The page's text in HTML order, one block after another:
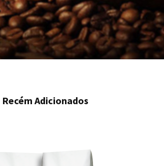
Recém Adicionados